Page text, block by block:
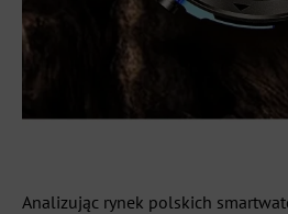
Analizując rynek polskich